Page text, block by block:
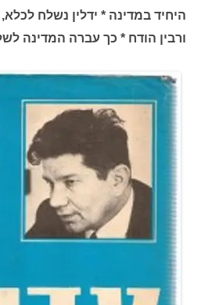
היחיד במדינה * ידלין נשלח
ורבין הודח * כך עברה המדינה